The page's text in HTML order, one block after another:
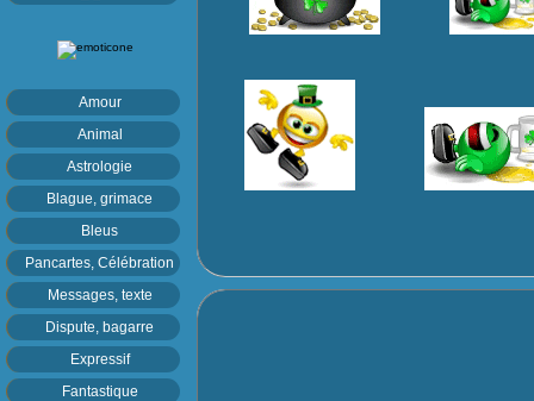
Amour
Animal
Astrologie
Blague, grimace
Bleus
Pancartes, Célébration
Messages, texte
Dispute, bagarre
Expressif
Fantastique